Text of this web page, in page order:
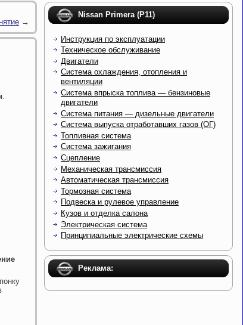
→
Nissan Primera (P11)
Инструкция по эксплуатации
Техническое обслуживание
Двигатели
Система охлаждения, отопления и
вентиляции
Система впрыска топлива — бензиновые
двигатели
Система питания — дизельные двигатели
Система выпуска отработавших газов (ОГ)
Топливная система
Система зажигания
Сцепление
Механическая трансмиссия
Автоматическая трансмиссия
Тормозная система
Подвеска и рулевое управление
Кузов и отделка салона
Электрическая система
Принципиальные электрические схемы
Реклама: